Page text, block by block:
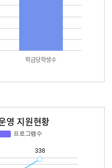
학급당학생수
영 지원현황